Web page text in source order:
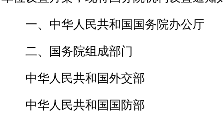
一、中华人民共和国国务院办公厅
二、国务院组成部门
中华人民共和国外交部
中华人民共和国国防部